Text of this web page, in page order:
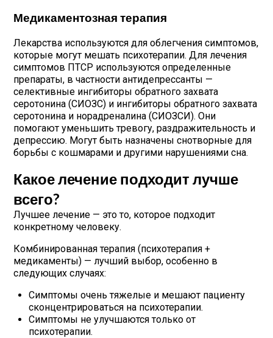
Медикаментозная терапия
Лекарства используются для облегчения симптомов,
которые могут мешать психотерапии. Для лечения
симптомов ПТСР используются определенные
препараты, в частности антидепрессанты —
селективные ингибиторы обратного захвата
серотонина (СИОЗС) и ингибиторы обратного захвата
серотонина и норадреналина (СИОЗСИ). Они
помогают уменьшить тревогу, раздражительность и
депрессию. Могут быть назначены снотворные для
борьбы с кошмарами и другими нарушениями сна.
Какое лечение подходит лучше
всего?
Лучшее лечение — это то, которое подходит
конкретному человеку.
Комбинированная терапия (психотерапия +
медикаменты) — лучший выбор, особенно в
следующих случаях:
Симптомы очень тяжелые и мешают пациенту
сконцентрироваться на психотерапии.
Симптомы не улучшаются только от
психотерапии.